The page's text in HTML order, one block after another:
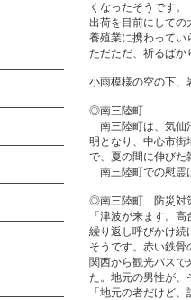
くなったそうです。
出荷を目前にしての
養殖業に携わってい
ただただ、祈るばか
小雨模様の空の下、
◎南三陸町
南三陸町は、気仙
明となり、中心市街
で、夏の間に伸びた
南三陸町での慰霊
◎南三陸町 防災対
「津波が来ます。
繰り返し呼びかけ続
そうです。赤い鉄
関西から観光バス
た。地元の男性が、
「地元の者だけど